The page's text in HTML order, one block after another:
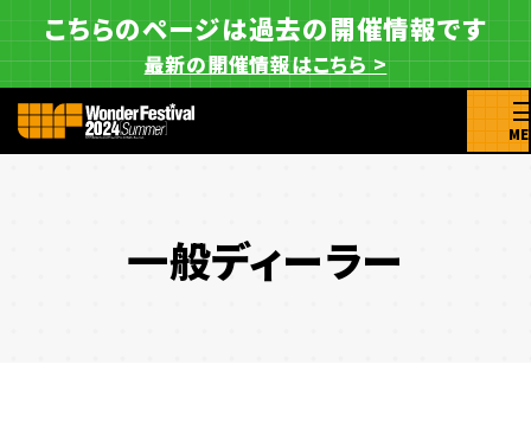
こちらのページは過去の開催情報です
最新の開催情報はこちら >
一般ディーラー